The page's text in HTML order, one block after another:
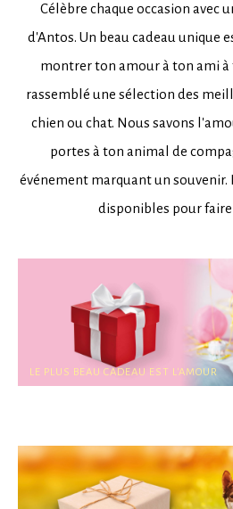
Célèbre chaque occasion avec
d'Antos. Un beau cadeau unique
montrer ton amour à ton ami à
rassemblé une sélection des
chien ou chat. Nous savons
portes à ton animal de
événement marquant un souvenir.
disponibles pour faire
LE PLUS BEAU CADEAU EST L'AMOUR